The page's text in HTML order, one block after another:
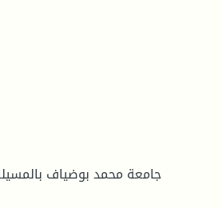
جامعة محمد بوضياف